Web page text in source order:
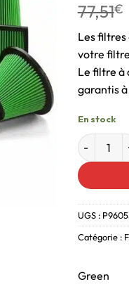
77,51€
Les filtres
votre
Le filtre à
garantis
En stock
UGS :
Catégorie :
Green